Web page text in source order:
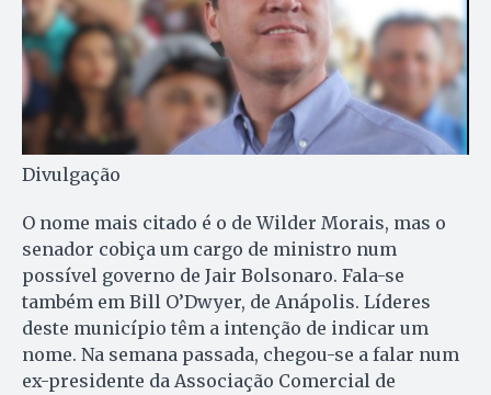
Divulgação
O nome mais citado é o de Wilder Morais, mas o
senador cobiça um cargo de ministro num
possível governo de Jair Bolsonaro. Fala-se
também em Bill O’Dwyer, de Anápolis. Líderes
deste município têm a intenção de indicar um
nome. Na semana passada, chegou-se a falar num
ex-presidente da Associação Comercial de